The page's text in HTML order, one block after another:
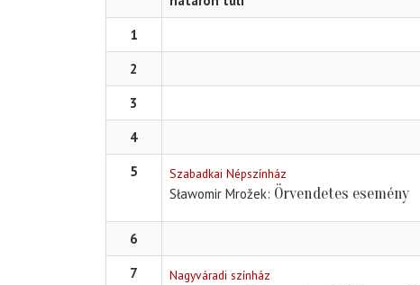
1
2
3
4
5
Szabadkai Népszínház
Sławomir Mrožek Örvendetes esemény
6
7
Nagyváradi színház